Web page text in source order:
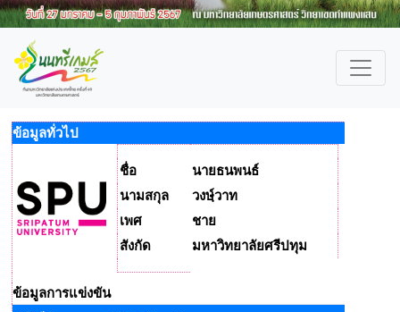
ข้อมูลทั่วไป
ชื่อ
นายธนพนธ์
นามสกุล
วงษฺ์วาท
เพศ
ชาย
สังกัด
มหาวิทยาลัยศรีปทุม
ข้อมูลการแข่งขัน